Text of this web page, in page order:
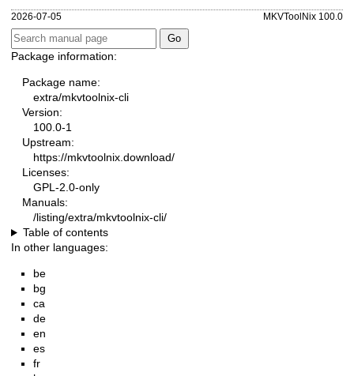
2026-07-05 MKVToolNix 100.0
Package information:
Package name:
extra/mkvtoolnix-cli
Version:
100.0-1
Upstream:
https://mkvtoolnix.download/
Licenses:
GPL-2.0-only
Manuals:
/listing/extra/mkvtoolnix-cli/
Table of contents
In other languages:
be
bg
ca
de
en
es
fr